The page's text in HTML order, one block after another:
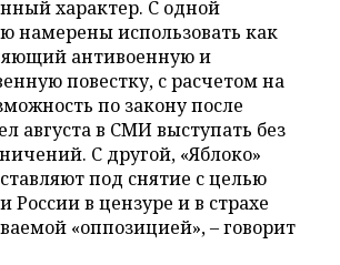
характер. С одной
намерены использовать как
антивоенную и
повестку, с расчетом на
по закону после
августа в СМИ выступать без
С другой, «Яблоко»
под снятие с целью
России в цензуре и в страхе
«оппозицией», – говорит